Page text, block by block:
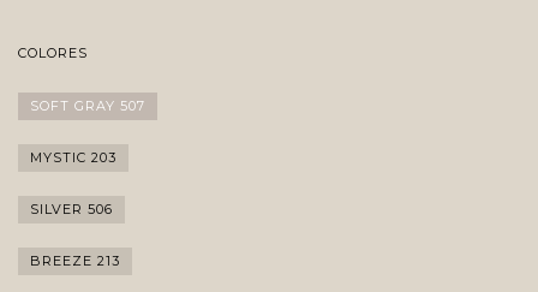
COLORES
SOFT GRAY 507
MYSTIC 203
SILVER 506
BREEZE 213